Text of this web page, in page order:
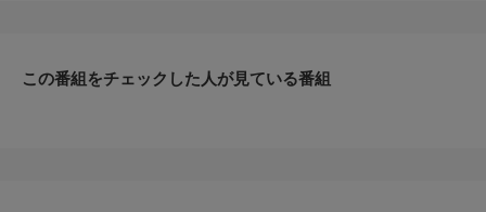
この番組をチェックした人が見ている番組